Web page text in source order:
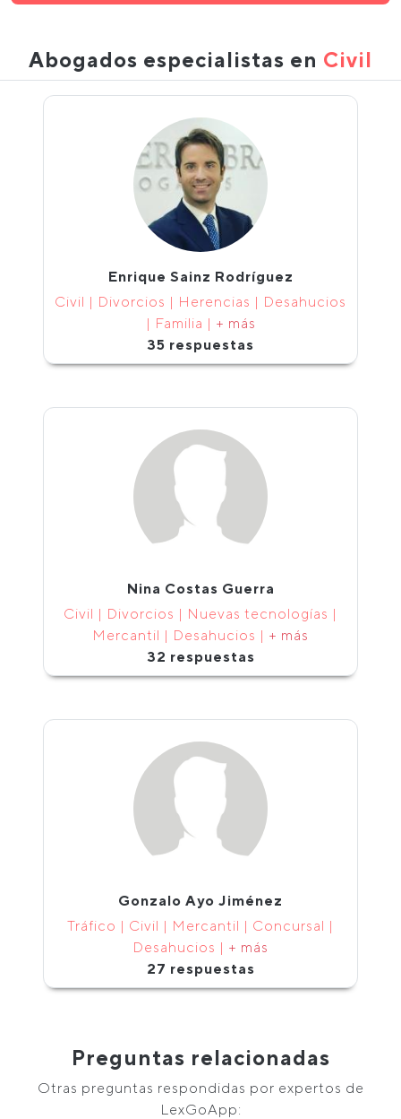
Abogados especialistas en Civil
Enrique Sainz Rodríguez
Civil | Divorcios | Herencias | Desahucios
| Familia | + más
35 respuestas
Nina Costas Guerra
Civil | Divorcios | Nuevas tecnologías |
Mercantil | Desahucios | + más
32 respuestas
Gonzalo Ayo Jiménez
Tráfico | Civil | Mercantil | Concursal |
Desahucios | + más
27 respuestas
Preguntas relacionadas
Otras preguntas respondidas por expertos de
LexGoApp: